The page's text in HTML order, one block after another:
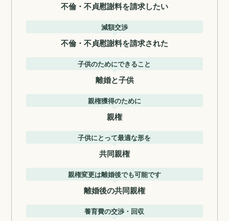
不倫・不貞慰謝料を請求したい
減額交渉
不倫・不貞慰謝料を請求された
子供のためにできること
離婚と子供
親権獲得のために
親権
子供にとって最適な形を
共同親権
親権変更は離婚後でも可能です
離婚後の共同親権
養育費の交渉・回収